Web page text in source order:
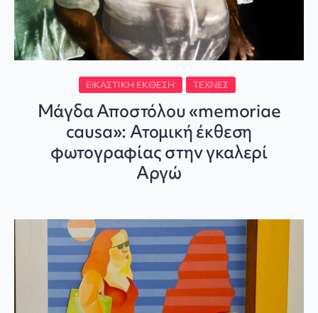
ΕΙΚΑΣΤΙΚΉ ΈΚΘΕΣΗ ΤΈΧΝΕΣ
Μάγδα Αποστόλου «memoriae
causa»: Ατομική έκθεση
φωτογραφίας στην γκαλερί
Αργώ